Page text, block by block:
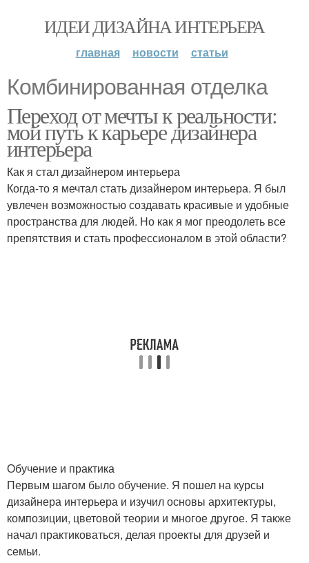
ИДЕИ ДИЗАЙНА ИНТЕРЬЕРА
главная новости статьи
Комбинированная отделка
Переход от мечты к реальности:
мой путь к карьере дизайнера
интерьера
Как я стал дизайнером интерьера
Когда-то я мечтал стать дизайнером интерьера. Я был
увлечен возможностью создавать красивые и удобные
пространства для людей. Но как я мог преодолеть все
препятствия и стать профессионалом в этой области?
Обучение и практика
Первым шагом было обучение. Я пошел на курсы
дизайнера интерьера и изучил основы архитектуры,
композиции, цветовой теории и многое другое. Я также
начал практиковаться, делая проекты для друзей и
семьи.